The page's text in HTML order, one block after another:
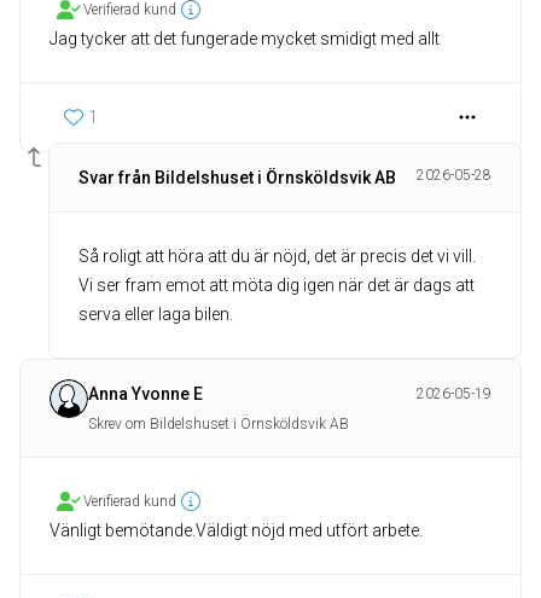
Verifierad kund
Jag tycker att det fungerade mycket smidigt med allt
1
Svar från Bildelshuset i Örnsköldsvik AB 2026-05-28
Så roligt att höra att du är nöjd, det är precis det vi vill.
Vi ser fram emot att möta dig igen när det är dags att
serva eller laga bilen.
Anna Yvonne E
2026-05-19
Skrev om Bildelshuset i Örnsköldsvik AB
Verifierad kund
Vänligt bemötande.Väldigt nöjd med utfört arbete.